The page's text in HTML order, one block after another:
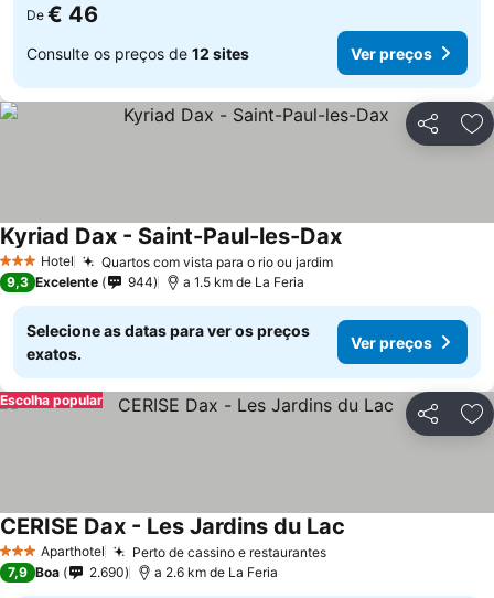
De € 46
Consulte os preços de 12 sites Ver preços
Partilhar
3 EstrelasHotel Quartos com vista para o rio ou jardim
Kyriad Dax - Saint-Paul-les-Dax
9,3 Excelente 944 a 1.5 km de La Feria
Selecione as datas para ver os preços
exatos.
Ver preços
Partilhar
Escolha popular
3 EstrelasAparthotel Perto de cassino e restaurantes
CERISE Dax - Les Jardins du Lac
7,9 Boa 2.690 a 2.6 km de La Feria